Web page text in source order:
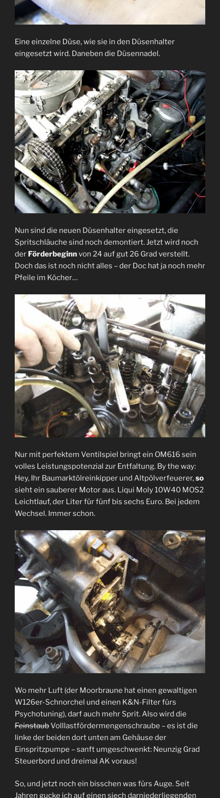
Eine einzelne Düse, wie sie in den Düsenhalter
eingesetzt wird. Daneben die Düsennadel.
Nun sind die neuen Düsenhalter eingesetzt, die
Spritschläuche sind noch demontiert. Jetzt wird noch
der Förderbeginnvon 24 auf gut 26 Grad verstellt.
Doch das ist noch nicht alles – der Doc hat ja noch mehr
Pfeile im Köcher…
Nur mit perfektem Ventilspiel bringt ein OM616 sein
volles Leistungspotenzial zur Entfaltung. By the way:
Hey, Ihr Baumarktölreinkipper und Altpölverfeuerer,so
sieht ein sauberer Motor aus. Liqui Moly 10W40 MOS2
Leichtlauf, der Liter für fünf bis sechs Euro. Bei jedem
Wechsel. Immer schon.
Wo mehr Luft (der Moorbraune hat einen gewaltigen
W126er-Schnorchel und einen K&N-Filter fürs
Psychotuning), darf auch mehr Sprit. Also wird die
FeinstaubVolllastfördermengenschraube – es ist die
linke der beiden dort unten am Gehäuse der
Einspritzpumpe – sanft umgeschwenkt: Neunzig Grad
Steuerbord und dreimal AK voraus!
So, und jetzt noch ein bisschen was fürs Auge. Seit
Jahren gucke ich auf einen siech darniederliegenden